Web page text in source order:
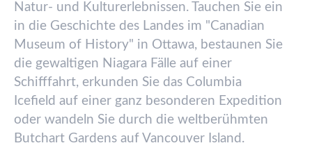
Natur- und Kulturerlebnissen. Tauchen Sie ein
in die Geschichte des Landes im "Canadian
Museum of History" in Ottawa, bestaunen Sie
die gewaltigen Niagara Fä lle auf einer
Schifffahrt, erkunden Sie das Columbia
Icefield auf einer ganz besonderen Expedition
oder wandeln Sie durch die weltberü hmten
Butchart Gardens auf Vancouver Island.